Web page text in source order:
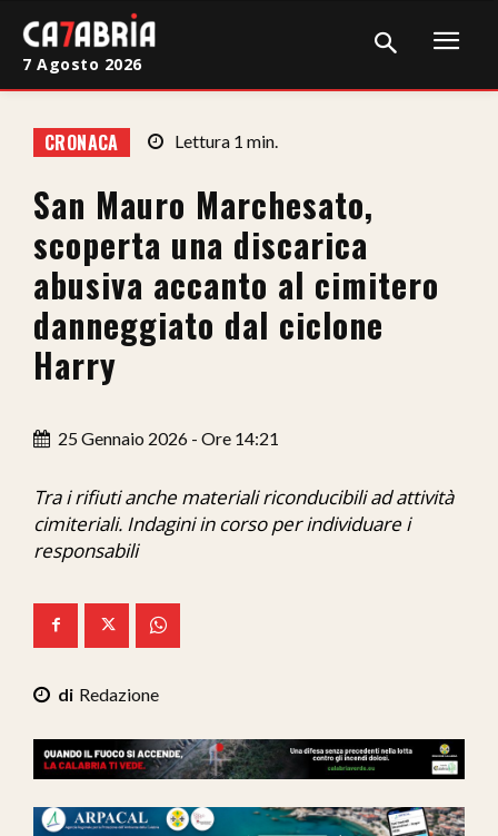
Cronaca
Giudiziaria
Politica
Sport
Attualità
Ita-Mondo
C7 Play
We Calabria
7 Agosto 2026
CRONACA Lettura 1 min.
San Mauro Marchesato,
scoperta una discarica
abusiva accanto al cimitero
danneggiato dal ciclone
Harry
25 Gennaio 2026 - Ore 14:21
Tra i rifiuti anche materiali riconducibili ad attività
cimiteriali. Indagini in corso per individuare i
responsabili
Redazione